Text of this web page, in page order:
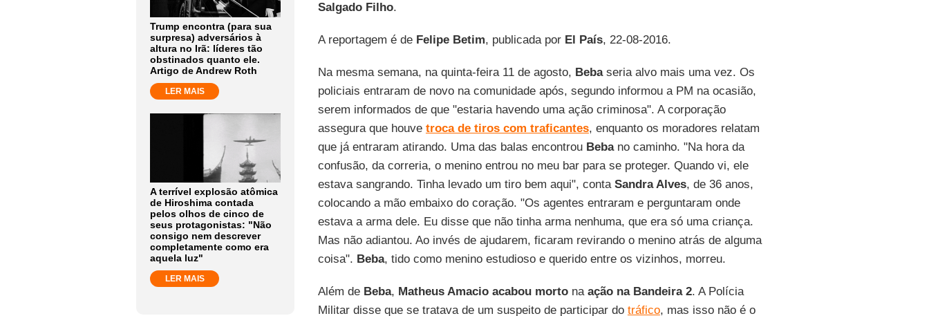
Trump encontra (para sua
surpresa) adversários à
altura no Irã: líderes tão
obstinados quanto ele.
Artigo de Andrew Roth
LER MAIS
A terrível explosão atômica
de Hiroshima contada
pelos olhos de cinco de
seus protagonistas: "Não
consigo nem descrever
completamente como era
aquela luz"
LER MAIS
Salgado Filho.
A reportagem é deFelipe Betim, publicada por El País, 22-08-2016.
Na mesma semana, na quinta-feira 11 de agosto, Bebaseria alvo mais uma vez. Os
policiais entraram de novo na comunidade após, segundo informou a PM na ocasião,
serem informados de que "estaria havendo uma ação criminosa". A corporação
assegura que houve troca de tiros com traficantes, enquanto os moradores relatam
que já entraram atirando. Uma das balas encontrou Bebano caminho. "Na hora da
confusão, da correria, o menino entrou no meu bar para se proteger. Quando vi, ele
estava sangrando. Tinha levado um tiro bem aqui", conta Sandra Alves, de 36 anos,
colocando a mão embaixo do coração. "Os agentes entraram e perguntaram onde
estava a arma dele. Eu disse que não tinha arma nenhuma, que era só uma criança.
Mas não adiantou. Ao invés de ajudarem, ficaram revirando o menino atrás de alguma
coisa". Beba, tido como menino estudioso e querido entre os vizinhos, morreu.
Além de Beba, Matheus Amacio acabou mortona ação na Bandeira 2. A Polícia
Militar disse que se tratava de um suspeito de participar do tráfico, mas isso não é o